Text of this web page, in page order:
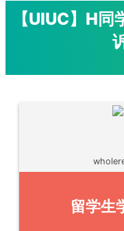
【UIUC】H
留学生